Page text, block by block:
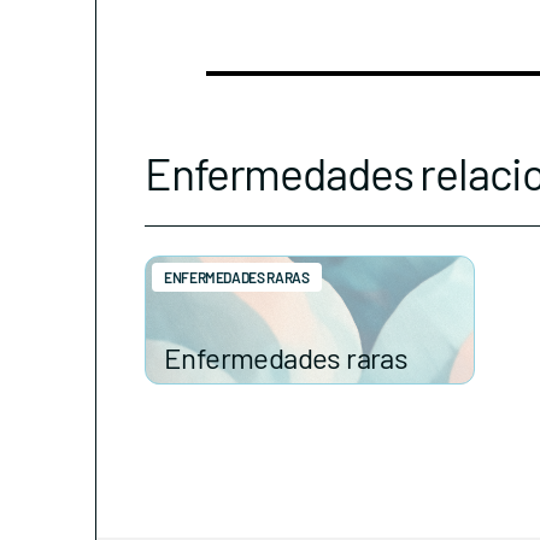
Enfermedades
Enfermedades raras
ENFERMEDADES RARAS